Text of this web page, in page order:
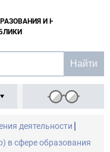
И НАУКИ
деятельности
в сфере образования